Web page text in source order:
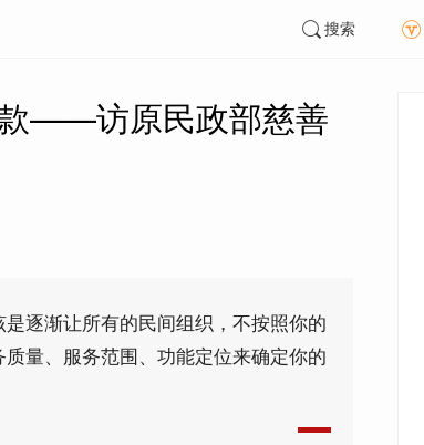
搜索
——访原民政部慈善
逐渐让所有的民间组织，不按照你的
量、服务范围、功能定位来确定你的